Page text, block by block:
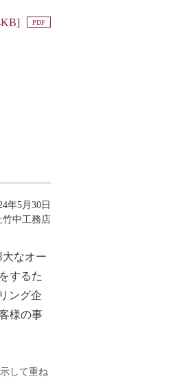
PDF
年5月30日
竹中工務店
なオー
するた
ング企
様の事
して重ね